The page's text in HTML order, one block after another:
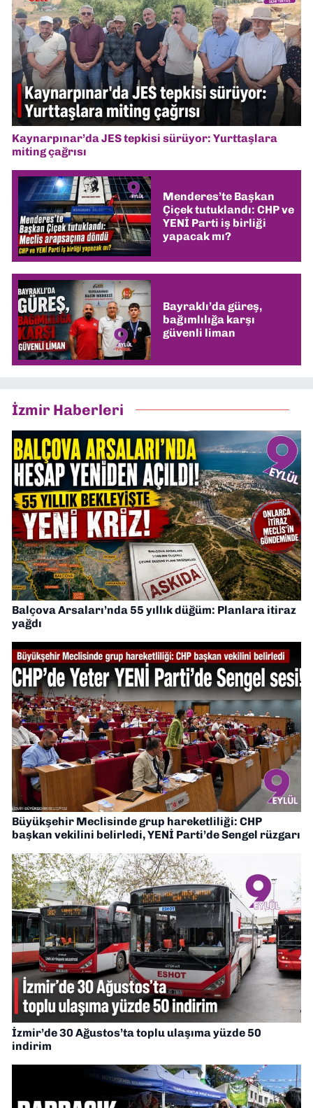
Kaynarpınar’da JES tepkisi sürüyor: Yurttaşlara
miting çağrısı
Menderes’te Başkan
Çiçek tutuklandı: CHP ve
YENİ Parti iş birliği
yapacak mı?
Bayraklı’da güreş,
bağımlılığa karşı
güvenli liman
İzmir Haberleri
Balçova Arsaları’nda 55 yıllık düğüm: Planlara itiraz
yağdı
Büyükşehir Meclisinde grup hareketliliği: CHP
başkan vekilini belirledi, YENİ Parti’de Sengel rüzgarı
İzmir’de 30 Ağustos’ta toplu ulaşıma yüzde 50
indirim